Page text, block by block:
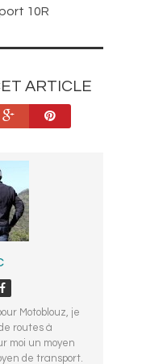
10R
ARTICLE
Motoblouz, je
routes à
moi un moyen
de transport.